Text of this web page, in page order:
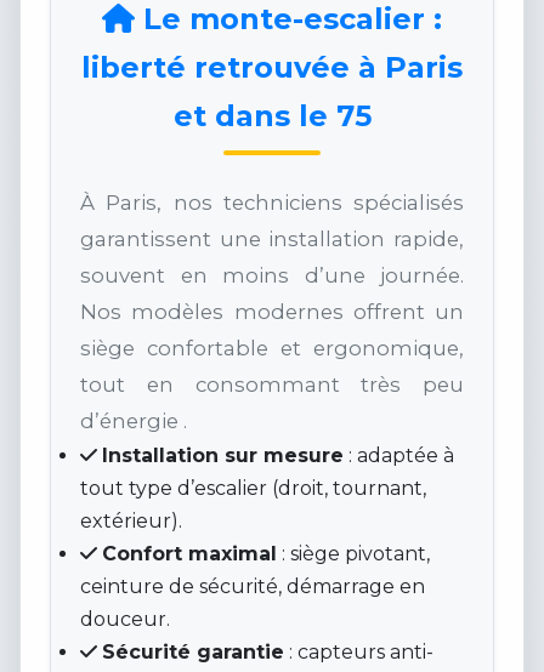
Le monte-escalier :
liberté retrouvée à Paris
et dans le 75
À Paris, nos techniciens spécialisés
garantissent une installation rapide,
souvent en moins d’une journée.
Nos modèles modernes offrent un
siège confortable et ergonomique,
tout en consommant très peu
d’énergie .
Installation sur mesure : adaptée à
tout type d’escalier (droit, tournant,
extérieur).
Confort maximal : siège pivotant,
ceinture de sécurité, démarrage en
douceur.
Sécurité garantie : capteurs anti-